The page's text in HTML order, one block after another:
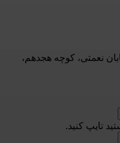
نعمتی، کوچه هجدهم،
تایپ کنید.